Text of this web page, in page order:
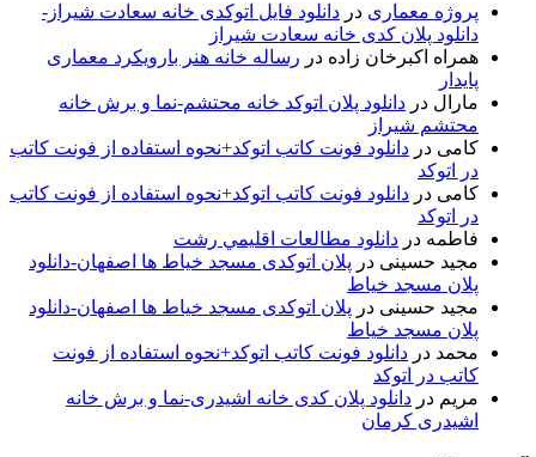
پروژه معماری در دانلود فایل اتوکدی خانه سعادت شیراز-
دانلود پلان کدی خانه سعادت شیراز
همراه اکبرخان زاده در رساله خانه هنر بارویکرد معماری
پایدار
مارال در دانلود پلان اتوکد خانه محتشم-نما و برش خانه
محتشم شیراز
کامی در دانلود فونت کاتب اتوکد+نحوه استفاده از فونت کاتب
در اتوکد
کامی در دانلود فونت کاتب اتوکد+نحوه استفاده از فونت کاتب
در اتوکد
فاطمه در دانلود مطالعات اقليمي رشت
مجید حسینی در پلان اتوکدی مسجد خیاط ها اصفهان-دانلود
پلان مسجد خیاط
مجید حسینی در پلان اتوکدی مسجد خیاط ها اصفهان-دانلود
پلان مسجد خیاط
محمد در دانلود فونت کاتب اتوکد+نحوه استفاده از فونت
کاتب در اتوکد
مریم در دانلود پلان کدی خانه اشیدری-نما و برش خانه
اشیدری کرمان